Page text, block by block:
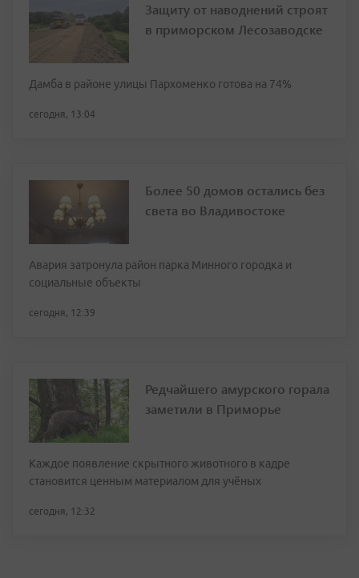
Защиту от наводнений строят
в приморском Лесозаводске
Дамба в районе улицы Пархоменко готова на 74%
сегодня, 13:04
Более 50 домов остались без
света во Владивостоке
Авария затронула район парка Минного городка и
социальные объекты
сегодня, 12:39
Редчайшего амурского горала
заметили в Приморье
Каждое появление скрытного животного в кадре
становится ценным материалом для учёных
сегодня, 12:32